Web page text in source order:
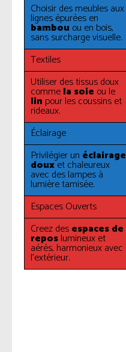
Choisir des meubles aux
lignes épurées en
bambou ou en bois,
sans surcharge visuelle.
Textiles
Utiliser des tissus doux
commela soie ou le
lin pour les coussins et
rideaux.
Éclairage
Privilégier un éclairage
douxet chaleureux
avec des lampes à
lumière tamisée.
Espaces Ouverts
Creez desespaces de
reposlumineux et
aérés, harmonieux avec
l’extérieur.